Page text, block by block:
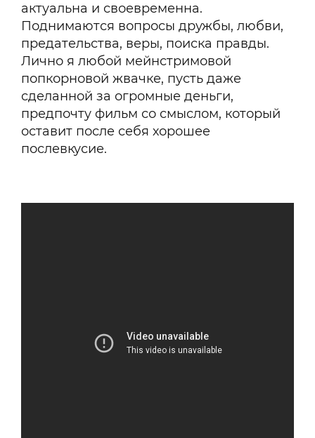
актуальна и своевременна.
Поднимаются вопросы дружбы, любви,
предательства, веры, поиска правды.
Лично я любой мейнстримовой
попкорновой жвачке, пусть даже
сделанной за огромные деньги,
предпочту фильм со смыслом, который
оставит после себя хорошее
послевкусие.